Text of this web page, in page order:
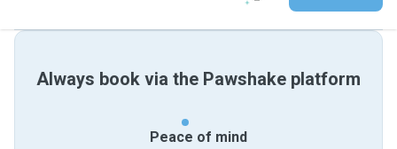
Always book via the Pawshake platform
Peace of mind